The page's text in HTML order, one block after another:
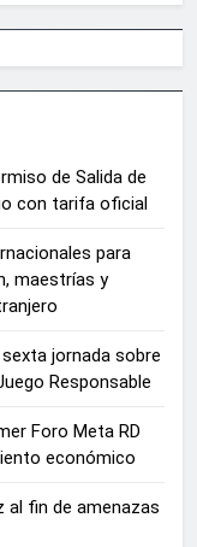
de Salida de
con tarifa oficial
para
maestrías y
jornada sobre
Responsable
Foro Meta RD
económico
al fin de amenazas